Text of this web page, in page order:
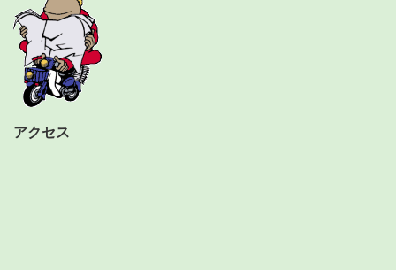
アクセス